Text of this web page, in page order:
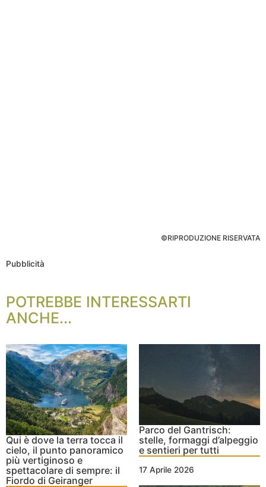
©RIPRODUZIONE RISERVATA
Pubblicità
POTREBBE INTERESSARTI
ANCHE...
Qui è dove la terra tocca il
cielo, il punto panoramico
più vertiginoso e
spettacolare di sempre: il
Fiordo di Geiranger
Parco del Gantrisch:
stelle, formaggi d’alpeggio
e sentieri per tutti
17 Aprile 2026